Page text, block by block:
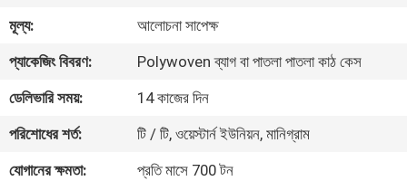
মান
নিয়ন্ত্রণ
যোগাযোগ
করুন
মূল্য:
আলোচনা সাপেক্ষ
প্যাকেজিং বিবরণ:
Polywoven ব্যাগ বা পাতলা পাতলা কাঠ কেস
ডেলিভারি সময়:
14 কাজের দিন
পরিশোধের শর্ত:
টি / টি, ওয়েস্টার্ন ইউনিয়ন, মানিগ্রাম
যোগানের ক্ষমতা:
প্রতি মাসে 700 টন